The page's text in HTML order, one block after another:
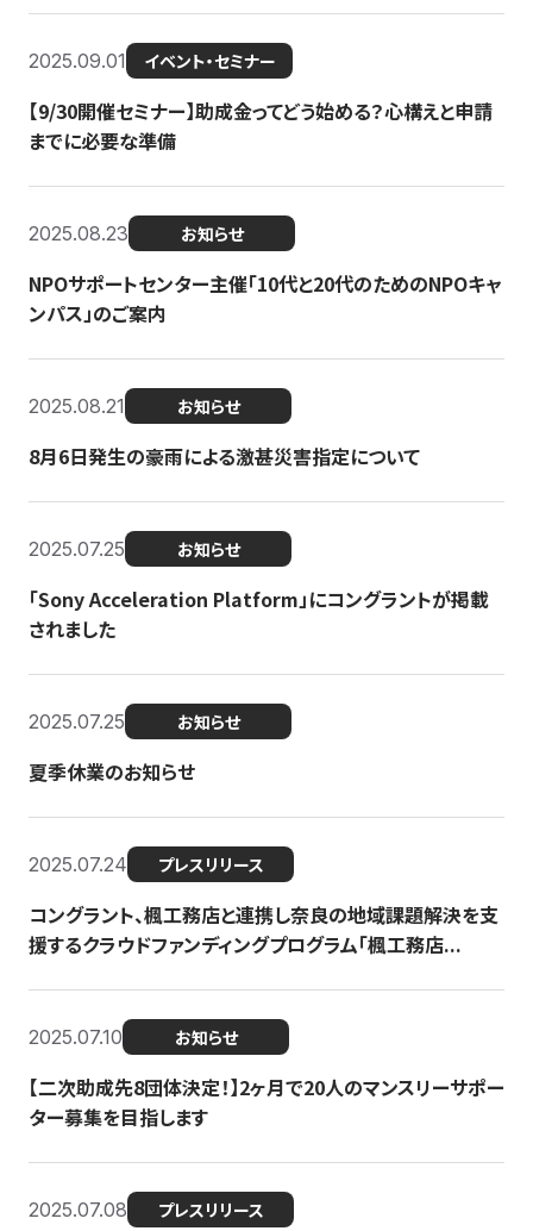
2025.09.01 イベント・セミナー
【9/30開催セミナー】助成金ってどう始める？心構えと申請
までに必要な準備
2025.08.23 お知らせ
NPOサポートセンター主催「10代と20代のためのNPOキャ
ンパス」のご案内
2025.08.21 お知らせ
8月6日発生の豪雨による激甚災害指定について
2025.07.25 お知らせ
「Sony Acceleration Platform」にコングラントが掲載
されました
2025.07.25 お知らせ
夏季休業のお知らせ
2025.07.24 プレスリリース
コングラント、楓工務店と連携し奈良の地域課題解決を支
援するクラウドファンディングプログラム「楓工務店...
2025.07.10 お知らせ
【二次助成先8団体決定！】2ヶ月で20人のマンスリーサポー
ター募集を目指します
2025.07.08 プレスリリース